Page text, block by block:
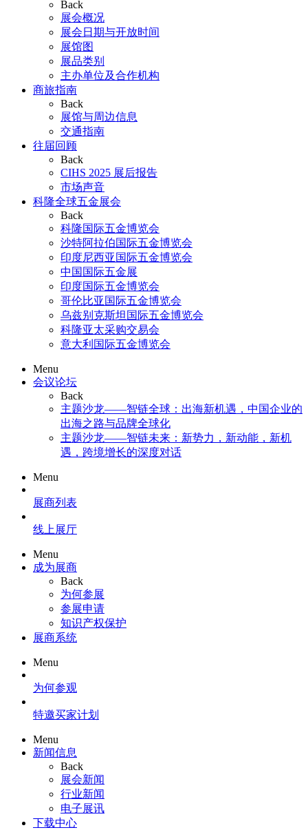
Back
展会概况
展会日期与开放时间
展馆图
展品类别
主办单位及合作机构
商旅指南
Back
展馆与周边信息
交通指南
往届回顾
Back
CIHS 2025 展后报告
市场声音
科隆全球五金展会
Back
科隆国际五金博览会
沙特阿拉伯国际五金博览会
印度尼西亚国际五金博览会
中国国际五金展
印度国际五金博览会
哥伦比亚国际五金博览会
乌兹别克斯坦国际五金博览会
科隆亚太采购交易会
意大利国际五金博览会
Menu
会议论坛
Back
主题沙龙——智链全球：出海新机遇，中国企业的
出海之路与品牌全球化
主题沙龙——智链未来：新势力，新动能，新机
遇，跨境增长的深度对话
Menu
展商列表
线上展厅
Menu
成为展商
Back
为何参展
参展申请
知识产权保护
展商系统
Menu
为何参观
特邀买家计划
Menu
新闻信息
Back
展会新闻
行业新闻
电子展讯
下载中心